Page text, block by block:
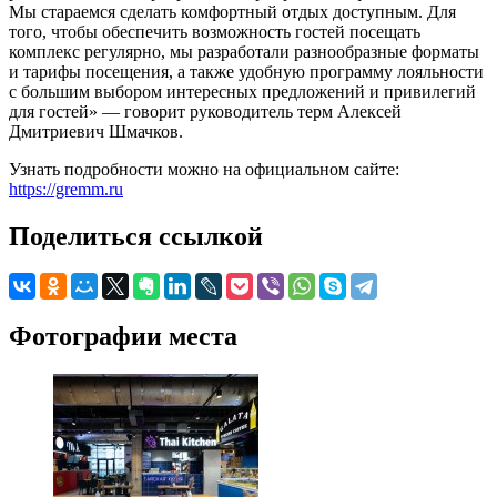
Мы стараемся сделать комфортный отдых доступным. Для
того, чтобы обеспечить возможность гостей посещать
комплекс регулярно, мы разработали разнообразные форматы
и тарифы посещения, а также удобную программу лояльности
с большим выбором интересных предложений и привилегий
для гостей» — говорит руководитель терм Алексей
Дмитриевич Шмачков.
Узнать подробности можно на официальном сайте:
https://gremm.ru
Поделиться ссылкой
Фотографии места